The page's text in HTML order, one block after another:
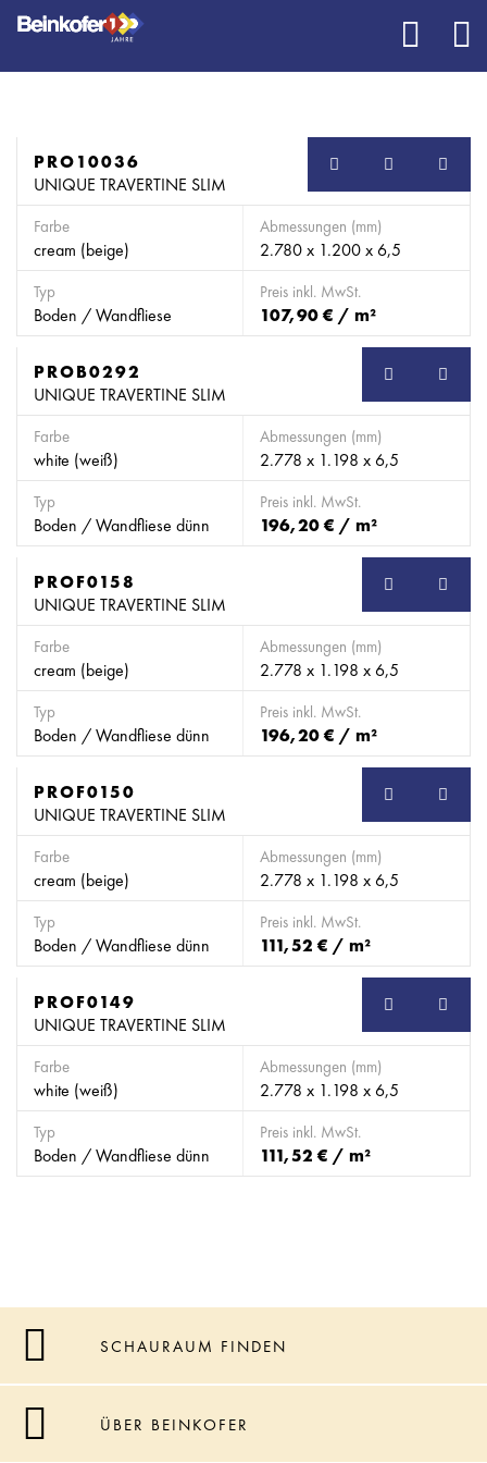
PRO10036
UNIQUE TRAVERTINE SLIM
Farbe
cream (beige)
Abmessungen (mm)
2.780 x 1.200 x 6,5
Typ
Boden / Wandfliese
Preis inkl. MwSt.
107,90 € / m²
SB
PROB0292
UNIQUE TRAVERTINE SLIM
Farbe
white (weiß)
Abmessungen (mm)
2.778 x 1.198 x 6,5
Typ
Boden / Wandfliese dünn
Preis inkl. MwSt.
196,20 € / m²
SB
PROF0158
UNIQUE TRAVERTINE SLIM
Farbe
cream (beige)
Abmessungen (mm)
2.778 x 1.198 x 6,5
Typ
Boden / Wandfliese dünn
Preis inkl. MwSt.
196,20 € / m²
SB
PROF0150
UNIQUE TRAVERTINE SLIM
Farbe
cream (beige)
Abmessungen (mm)
2.778 x 1.198 x 6,5
Typ
Boden / Wandfliese dünn
Preis inkl. MwSt.
111,52 € / m²
SB
PROF0149
UNIQUE TRAVERTINE SLIM
Farbe
white (weiß)
Abmessungen (mm)
2.778 x 1.198 x 6,5
Typ
Boden / Wandfliese dünn
Preis inkl. MwSt.
111,52 € / m²
SCHAURAUM FINDEN
ÜBER BEINKOFER